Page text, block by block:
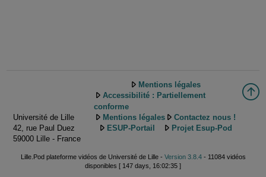
Université de Lille
42, rue Paul Duez
59000 Lille - France
Mentions légales
Accessibilité : Partiellement
conforme
Mentions légales
Contactez nous !
ESUP-Portail
Projet Esup-Pod
Lille.Pod plateforme vidéos de Université de Lille - Version 3.8.4- 11084 vidéos
disponibles [ 147 days, 16:02:35 ]